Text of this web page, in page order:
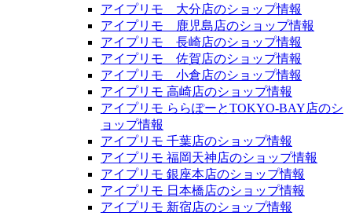
アイプリモ 大分店のショップ情報
アイプリモ 鹿児島店のショップ情報
アイプリモ 長崎店のショップ情報
アイプリモ 佐賀店のショップ情報
アイプリモ 小倉店のショップ情報
アイプリモ 高崎店のショップ情報
アイプリモ ららぽーとTOKYO-BAY店のシ
ョップ情報
アイプリモ 千葉店のショップ情報
アイプリモ 福岡天神店のショップ情報
アイプリモ 銀座本店のショップ情報
アイプリモ 日本橋店のショップ情報
アイプリモ 新宿店のショップ情報